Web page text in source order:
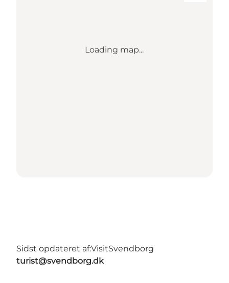
Loading map...
Sidst opdateret af:VisitSvendborg
turist@svendborg.dk